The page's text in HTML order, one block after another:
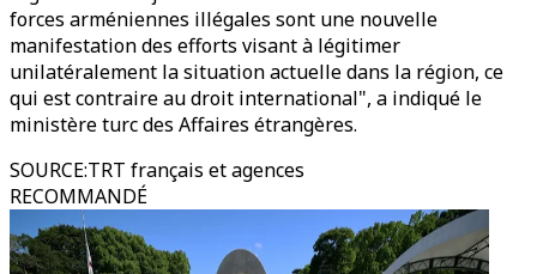
forces arméniennes illégales sont une nouvelle
manifestation des efforts visant à légitimer
unilatéralement la situation actuelle dans la région, ce
qui est contraire au droit international", a indiqué le
ministère turc des Affaires étrangères.
SOURCE:TRT français et agences
RECOMMANDÉ